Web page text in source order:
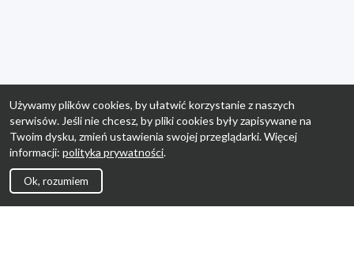
Używamy plików cookies, by ułatwić korzystanie z naszych
serwisów. Jeśli nie chcesz, by pliki cookies były zapisywane na
Twoim dysku, zmień ustawienia swojej przeglądarki. Więcej
informacji: polityka prywatności.
Ok, rozumiem